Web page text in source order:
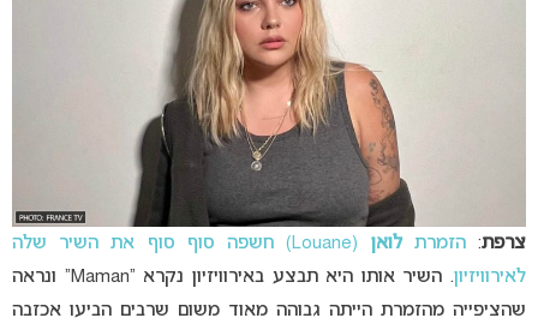
צרפת:הזמרתלואן
(Louane) חשפה סוף סוף את השיר שלה
לאירוויזיון
. השיר אותו היא תבצע באירוויזיון נקרא “Maman” ונראה
שהציפייה מהזמרת הייתה גבוהה מאוד משום שרבים הביעו אכזבה